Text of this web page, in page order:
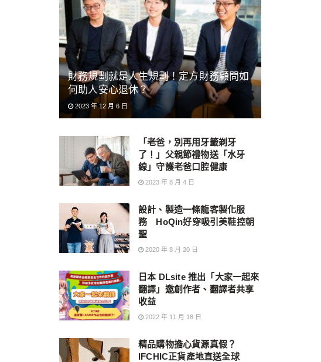
財務規劃就是人生規劃！定方財務顧問如
何助人安心退休？
2023 年 12 月 6 日
「老爸，別再用牙籤剃牙
了！」父親節禮物送「水牙
線」守護老爸口腔健康
2023 年 8 月 4 日
設計、製造一條龍客製化服
務 HoQin好穿吸引美鞋控朝
聖
2020 年 8 月 20 日
日本 DLsite 推出「大家一起來
翻譯」邀創作者、翻譯者共享
收益
2022 年 11 月 18 日
精品購物擔心貨源真假？
IFCHIC正貨產地直送全球